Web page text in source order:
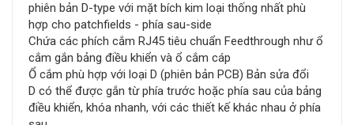
phiên bản D-type với mặt bích kim loại thống nhất phù
hợp cho patchfields - phía sau-side
Chứa các phích cắm RJ45 tiêu chuẩn Feedthrough như ổ
cắm gắn bảng điều khiển và ổ cắm cáp
Ổ cắm phù hợp với loại D (phiên bản PCB) Bản sửa đổi
D có thể được gắn từ phía trước hoặc phía sau của bảng
điều khiển, khóa nhanh, với các thiết kế khác nhau ở phía